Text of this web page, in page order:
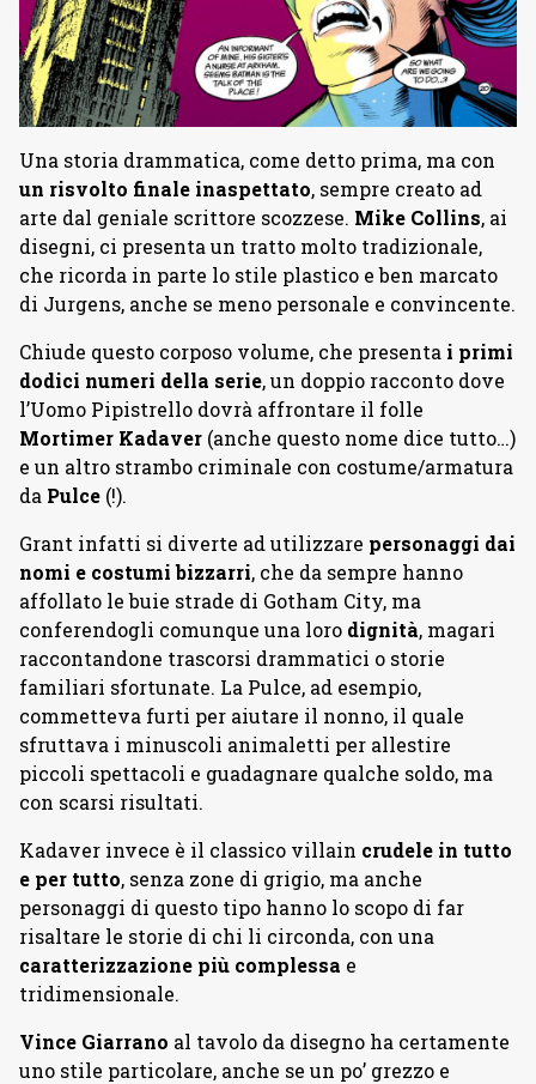
Una storia drammatica, come detto prima, ma con
un risvolto finale inaspettato, sempre creato ad
arte dal geniale scrittore scozzese. Mike Collins, ai
disegni, ci presenta un tratto molto tradizionale,
che ricorda in parte lo stile plastico e ben marcato
di Jurgens, anche se meno personale e convincente.
Chiude questo corposo volume, che presenta i primi
dodici numeri della serie, un doppio racconto dove
l’Uomo Pipistrello dovrà affrontare il folle
Mortimer Kadaver (anche questo nome dice tutto…)
e un altro strambo criminale con costume/armatura
da Pulce (!).
Grant infatti si diverte ad utilizzare personaggi dai
nomi e costumi bizzarri, che da sempre hanno
affollato le buie strade di Gotham City, ma
conferendogli comunque una loro dignità, magari
raccontandone trascorsi drammatici o storie
familiari sfortunate. La Pulce, ad esempio,
commetteva furti per aiutare il nonno, il quale
sfruttava i minuscoli animaletti per allestire
piccoli spettacoli e guadagnare qualche soldo, ma
con scarsi risultati.
Kadaver invece è il classico villain crudele in tutto
e per tutto, senza zone di grigio, ma anche
personaggi di questo tipo hanno lo scopo di far
risaltare le storie di chi li circonda, con una
caratterizzazione più complessa e
tridimensionale.
Vince Giarrano al tavolo da disegno ha certamente
uno stile particolare, anche se un po’ grezzo e